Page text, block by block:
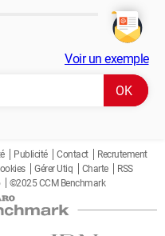
Voir un exemple
Publicité Contact
Recrutement
Gérer Utiq Charte
RSS
©2025 CCM Benchmark